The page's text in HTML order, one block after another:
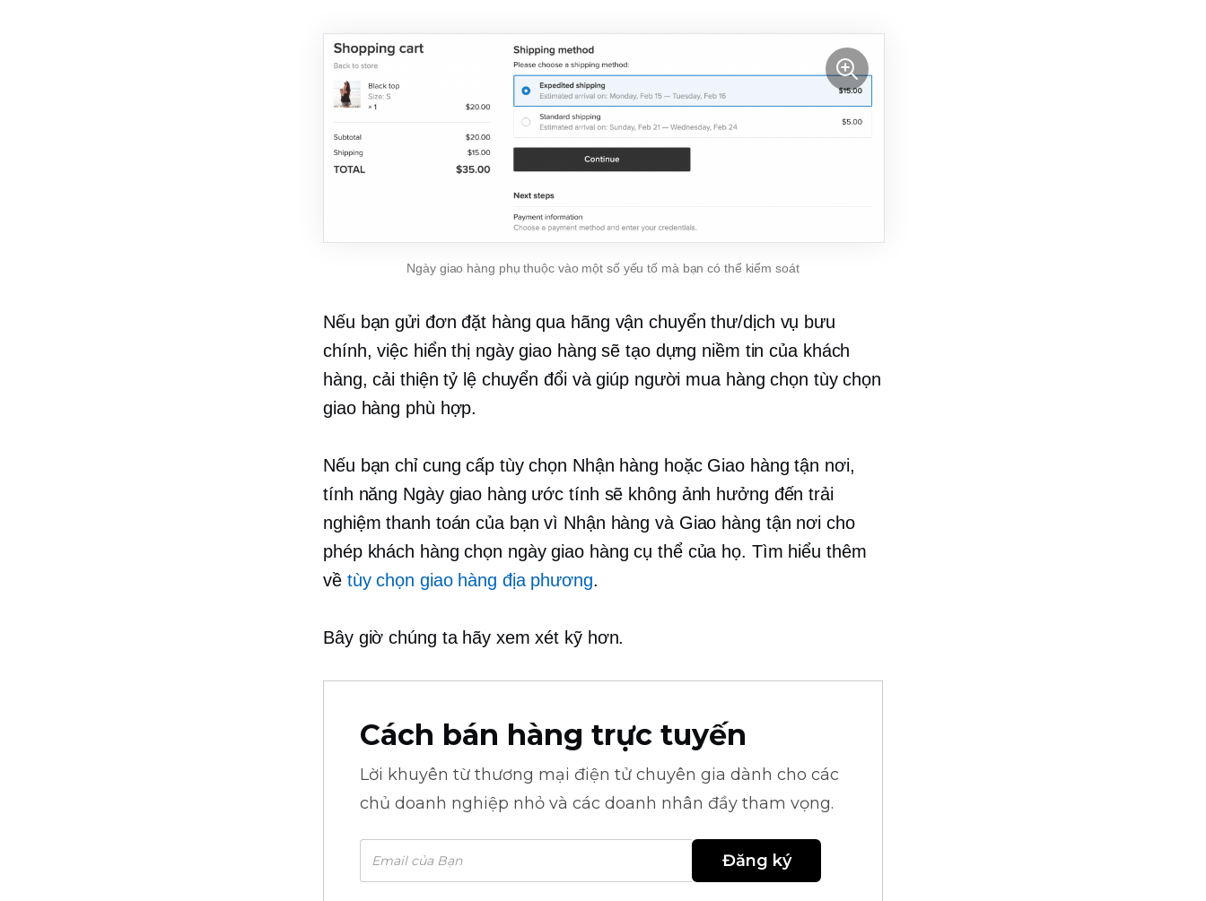
Ngày giao hàng phụ thuộc vào một số yếu tố mà bạn có thể kiểm soát
Nếu bạn gửi đơn đặt hàng qua hãng vận chuyển thư/dịch vụ bưu
chính, việc hiển thị ngày giao hàng sẽ tạo dựng niềm tin của khách
hàng, cải thiện tỷ lệ chuyển đổi và giúp người mua hàng chọn tùy chọn
giao hàng phù hợp.
Nếu bạn chỉ cung cấp tùy chọn Nhận hàng hoặc Giao hàng tận nơi,
tính năng Ngày giao hàng ước tính sẽ không ảnh hưởng đến trải
nghiệm thanh toán của bạn vì Nhận hàng và Giao hàng tận nơi cho
phép khách hàng chọn ngày giao hàng cụ thể của họ. Tìm hiểu thêm
về tùy chọn giao hàng địa phương.
Bây giờ chúng ta hãy xem xét kỹ hơn.
Cách bán hàng trực tuyến
Lời khuyên từ thương mại điện tử chuyên gia dành cho các
chủ doanh nghiệp nhỏ và các doanh nhân đầy tham vọng.
Đăng ký